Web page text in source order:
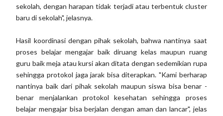
sekolah, dengan harapan tidak terjadi atau terbentuk cluster
baru di sekolah", jelasnya.
Hasil koordinasi dengan pihak sekolah, bahwa nantinya saat
proses belajar mengajar baik diruang kelas maupun ruang
guru baik meja atau kursi akan ditata dengan sedemikian rupa
sehingga protokol jaga jarak bisa diterapkan. "Kami berharap
nantinya baik dari pihak sekolah maupun siswa bisa benar -
benar menjalankan protokol kesehatan sehingga proses
belajar mengajar bisa berjalan dengan aman dan lancar", jelas